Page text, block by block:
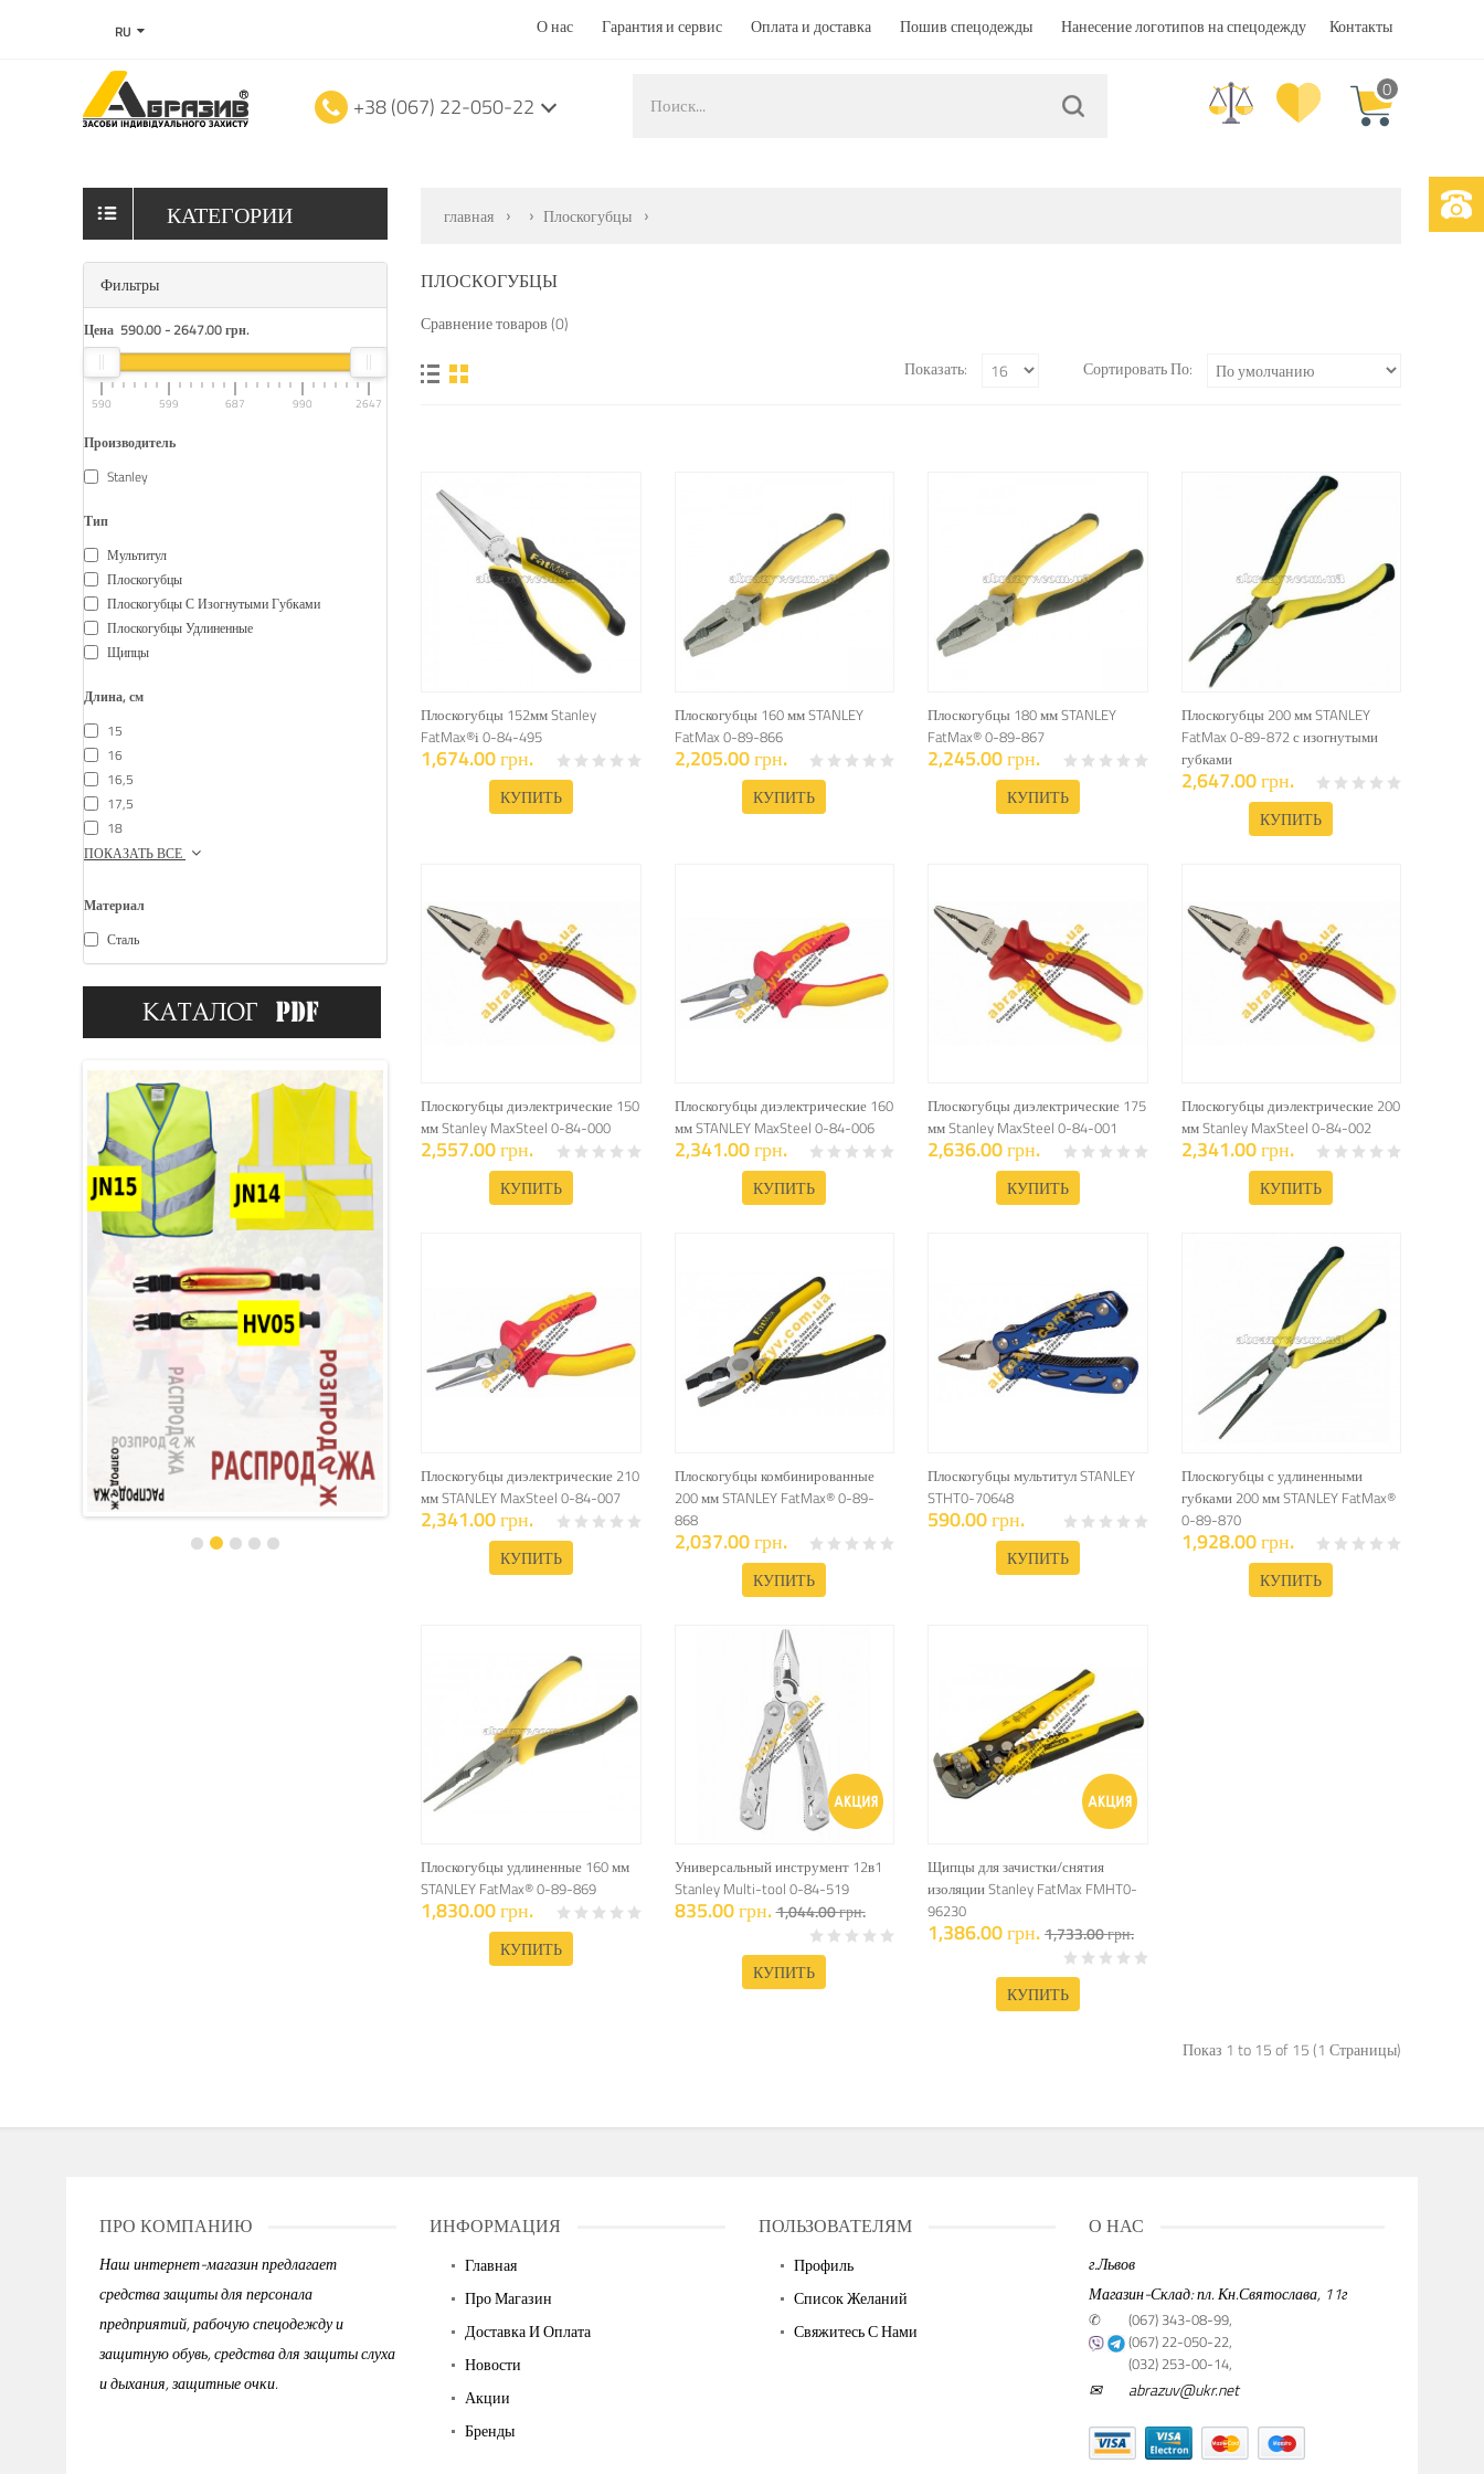
RU О нас Гарантия и сервис Оплата и доставка Пошив спецодежды Нанесение логотипов на спецодежду Контакты
+38 (067) 22-050-22
0
КАТЕГОРИИ
Фильтры
Цена 590.00-2647.00грн.
590 599 687 990 2647
Производитель
Stanley
Тип
Мультитул
Плоскогубцы
Плоскогубцы С Изогнутыми Губками
Плоскогубцы Удлиненные
Щипцы
Длина, см
15
16
16,5
17,5
18
ПОКАЗАТЬ ВСЕ
Материал
Сталь
главная Плоскогубцы
ПЛОСКОГУБЦЫ
Сравнение товаров (0)
Сортировать По:
Показать:
Плоскогубцы 152мм Stanley
FatMax®і 0-84-495
1,674.00 грн.
КУПИТЬ
Плоскогубцы 160 мм STANLEY
FatMax 0-89-866
2,205.00 грн.
КУПИТЬ
Плоскогубцы 180 мм STANLEY
FatMax® 0-89-867
2,245.00 грн.
КУПИТЬ
Плоскогубцы 200 мм STANLEY
FatMax 0-89-872 с изогнутыми
губками
2,647.00 грн.
КУПИТЬ
Плоскогубцы диэлектрические 150
мм Stanley MaxSteel 0-84-000
2,557.00 грн.
КУПИТЬ
Плоскогубцы диэлектрические 160
мм STANLEY MaxSteel 0-84-006
2,341.00 грн.
КУПИТЬ
Плоскогубцы диэлектрические 175
мм Stanley MaxSteel 0-84-001
2,636.00 грн.
КУПИТЬ
Плоскогубцы диэлектрические 200
мм Stanley MaxSteel 0-84-002
2,341.00 грн.
КУПИТЬ
Плоскогубцы диэлектрические 210
мм STANLEY MaxSteel 0-84-007
2,341.00 грн.
КУПИТЬ
Плоскогубцы комбинированные
200 мм STANLEY FatMax® 0-89-
868
2,037.00 грн.
КУПИТЬ
Плоскогубцы мультитул STANLEY
STHT0-70648
590.00 грн.
КУПИТЬ
Плоскогубцы с удлиненными
губками 200 мм STANLEY FatMax®
0-89-870
1,928.00 грн.
КУПИТЬ
Плоскогубцы удлиненные 160 мм
STANLEY FatMax® 0-89-869
1,830.00 грн.
КУПИТЬ
Универсальный инструмент 12в1
Stanley Multi-tool 0-84-519
835.00 грн.1,044.00 грн.
КУПИТЬ
Щипцы для зачистки/снятия
изоляции Stanley FatMax FMHT0-
96230
1,386.00 грн.1,733.00 грн.
КУПИТЬ
Показ 1 to 15 of 15 (1 Страницы)
ПРО КОМПАНИЮ
Наш интернет-магазин предлагает
средства защиты для персонала
предприятий, рабочую спецодежду и
защитную обувь, средства для защиты слуха
и дыхания, защитные очки.
ИНФОРМАЦИЯ
Главная
Про Магазин
Доставка И Оплата
Новости
Акции
Бренды
ПОЛЬЗОВАТЕЛЯМ
Профиль
Список Желаний
Свяжитесь С Нами
О НАС
г.Львов
Магазин-Склад: пл. Кн.Святослава, 11г
✆
(067) 343-08-99,
(067) 22-050-22,
(032) 253-00-14,
✉ abrazuv@ukr.net